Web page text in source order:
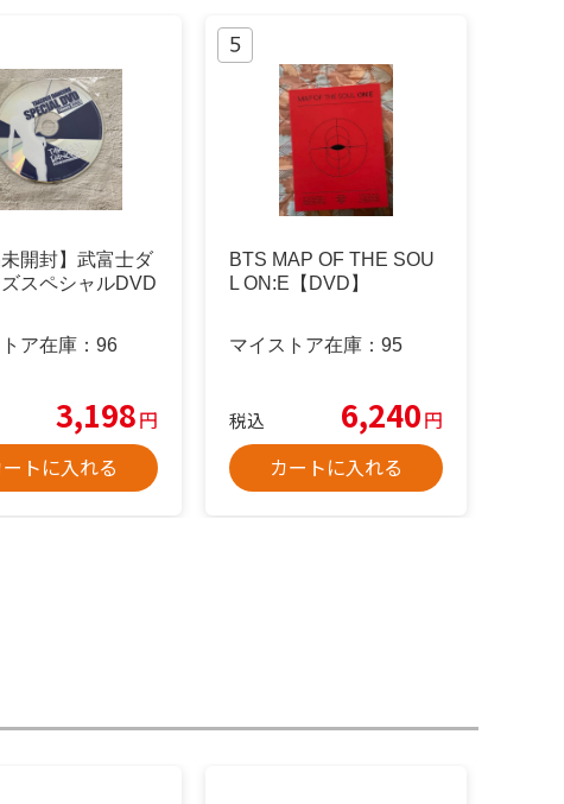
未開封】武富士ダ
スペシャルDVD
ア在庫： 96
3,198円
ートに入れる
BTS MAP OF THE SOU
L ON:E【DVD】
マイストア在庫： 95
税込 6,240円
カートに入れる